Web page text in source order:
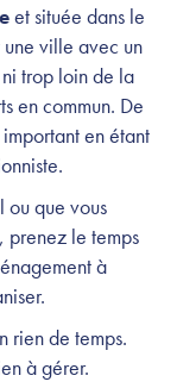
et située dans le
ville avec un
trop loin de la
en commun. De
en étant
ou que vous
prenez le temps
à
rien de temps.
à gérer.